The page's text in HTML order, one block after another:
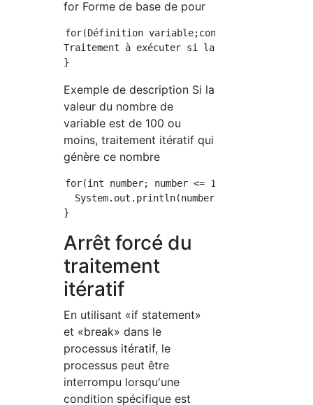
for Forme de base de pour
for(Définition variable;conditions;Mettre
Traitement à exécuter si la condition est
Exemple de description Si la
valeur du nombre de
variable est de 100 ou
moins, traitement itératif qui
génère ce nombre
for(int number; number <= 100; number ++){
  System.out.println(number);
Arrêt forcé du
traitement
itératif
En utilisant «if statement»
et «break» dans le
processus itératif, le
processus peut être
interrompu lorsqu'une
condition spécifique est